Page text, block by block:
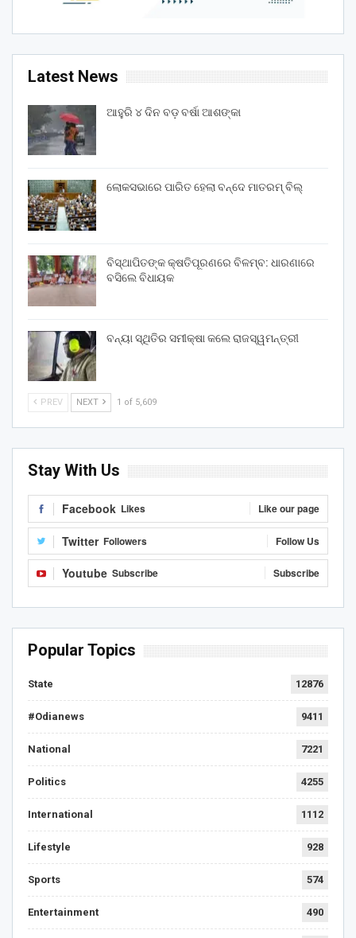
Latest News
ଆହୁରି ୪ ଦିନ ବଡ଼ ବର୍ଷା ଆଶଙ୍କା
ଲୋକସଭାରେ ପାରିତ ହେଲା ବନ୍ଦେ ମାତରମ୍‌ ବିଲ୍‌
ବିସ୍ଥାପିତଙ୍କ କ୍ଷତିପୂରଣରେ ବିଳମ୍ବ: ଧାରଣାରେ
ବସିଲେ ବିଧାୟକ
ବନ୍ୟା ସ୍ଥିତିର ସମୀକ୍ଷା କଲେ ରାଜସ୍ୱମନ୍ତ୍ରୀ
PREV NEXT 1 of 5,609
Stay With Us
Facebook Likes Like our page
Twitter Followers Follow Us
Youtube Subscribe Subscribe
Popular Topics
State 12876
#Odianews 9411
National 7221
Politics 4255
International 1112
Lifestyle 928
Sports 574
Entertainment 490